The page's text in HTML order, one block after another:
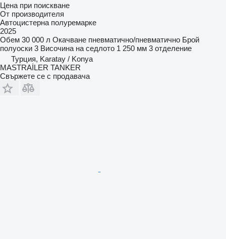
Цена при поискване
От производителя
Автоцистерна полуремарке
2025
Обем 30 000 л Окачване пневматично/пневматично Брой
полуоски 3 Височина на седлото 1 250 мм 3 отделение
Турция, Karatay / Konya
MASTRAİLER TANKER
Свържете се с продавача